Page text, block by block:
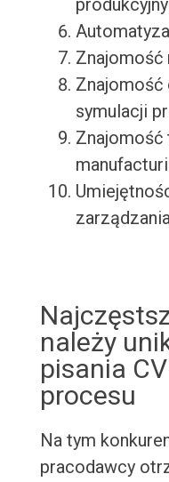
Znajomość
Znajomość
symulacji
Znajomość
należy
pisania
procesu
Na tym
pracodawcy